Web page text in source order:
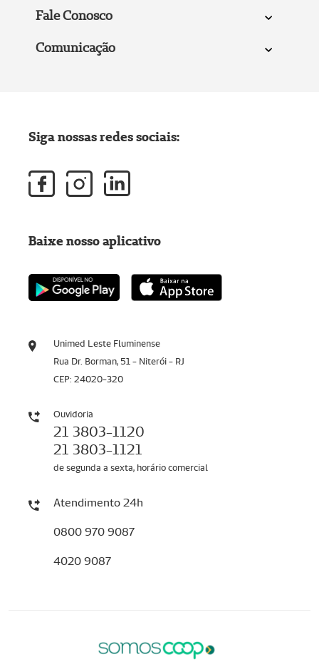
Fale Conosco
Comunicação
Unimed Leste Fluminense
Rua Dr. Borman, 51 - Niterói - RJ
CEP: 24020-320
Ouvidoria
21 3803-1120
21 3803-1121
de segunda a sexta, horário comercial
Atendimento 24h
0800 970 9087
4020 9087
Siga nossas redes sociais:
Baixe nosso aplicativo